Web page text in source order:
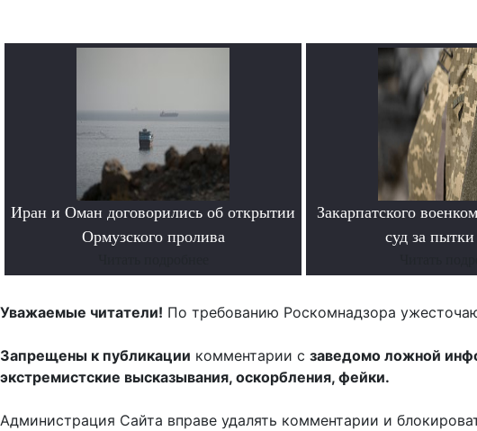
Иран и Оман договорились об открытии
Ормузского пролива
Закарпатского
суд за
Уважаемые читатели! По требованию Роскомнадзора
Запрещены к публикации комментарии с заведомо ложной
экстремистские высказывания, оскорбления, фейки.
Администрация Сайта вправе удалять комментарии и